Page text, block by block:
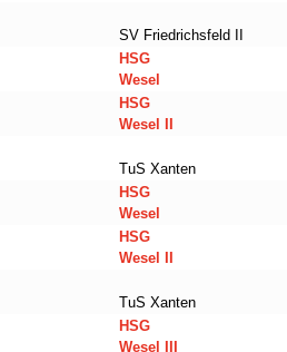
SV Friedrichsfeld II
HSG
Wesel
HSG
Wesel II
TuS Xanten
HSG
Wesel
HSG
Wesel II
TuS Xanten
HSG
Wesel III